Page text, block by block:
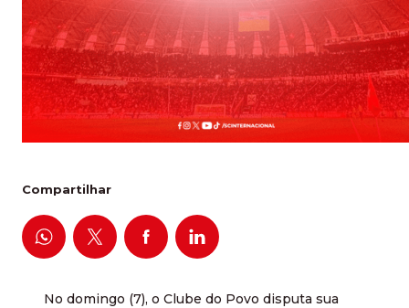
Compartilhar
No domingo (7), o Clube do Povo disputa sua